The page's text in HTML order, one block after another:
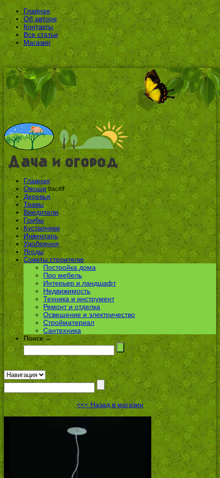
Главная
Об авторе
Контакты
Все статьи
Магазин
Главная
Овощи 0ac4ff
Деревья
Травы
Вредители
Грибы
Кустарники
Инвентарь
Удобрения
Ягоды
Советы строителю
Постройка дома
Про мебель
Интерьер и ландшафт
Недвижимость
Техника и инструмент
Ремонт и отделка
Освещение и электричество
Стройматериал
Сантехника
Поиск →
<<< Назад в магазин